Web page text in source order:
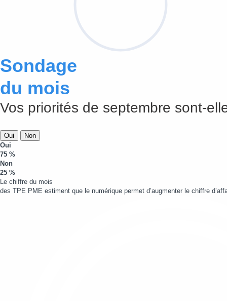
Sondage
du mois
Vos priorités de septembre sont-
Oui
Non
Oui
75 %
Non
25 %
Le chiffre du mois
des TPE PME estiment que le numérique permet d’augmenter le chiffre